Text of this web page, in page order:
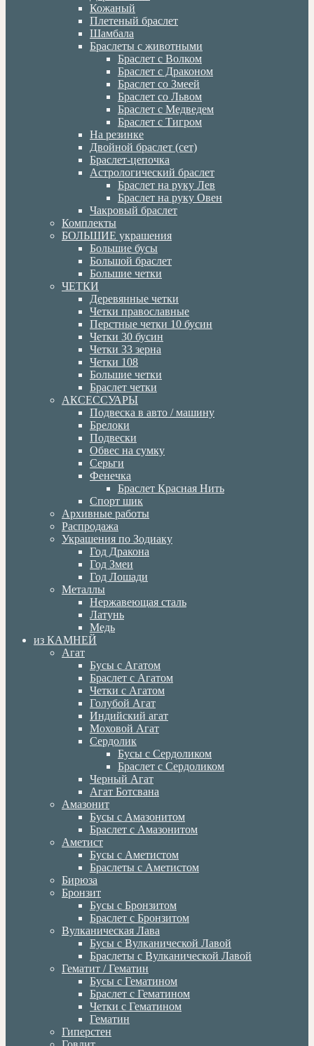
Кожаный
Плетеный браслет
Шамбала
Браслеты с животными
Браслет с Волком
Браслет с Драконом
Браслет со Змеей
Браслет со Львом
Браслет с Медведем
Браслет с Тигром
На резинке
Двойной браслет (сет)
Браслет-цепочка
Астрологический браслет
Браслет на руку Лев
Браслет на руку Овен
Чакровый браслет
Комплекты
БОЛЬШИЕ украшения
Большие бусы
Большой браслет
Большие четки
ЧЕТКИ
Деревянные четки
Четки православные
Перстные четки 10 бусин
Четки 30 бусин
Четки 33 зерна
Четки 108
Большие четки
Браслет четки
АКСЕССУАРЫ
Подвеска в авто / машину
Брелоки
Подвески
Обвес на сумку
Серьги
Фенечка
Браслет Красная Нить
Спорт шик
Архивные работы
Распродажа
Украшения по Зодиаку
Год Дракона
Год Змеи
Год Лошади
Металлы
Нержавеющая сталь
Латунь
Медь
из КАМНЕЙ
Агат
Бусы с Агатом
Браслет с Агатом
Четки с Агатом
Голубой Агат
Индийский агат
Моховой Агат
Сердолик
Бусы с Сердоликом
Браслет с Сердоликом
Черный Агат
Агат Ботсвана
Амазонит
Бусы с Амазонитом
Браслет с Амазонитом
Аметист
Бусы с Аметистом
Браслеты с Аметистом
Бирюза
Бронзит
Бусы с Бронзитом
Браслет с Бронзитом
Вулканическая Лава
Бусы с Вулканической Лавой
Браслеты с Вулканической Лавой
Гематит / Гематин
Бусы с Гематином
Браслет с Гематином
Четки с Гематином
Гематин
Гиперстен